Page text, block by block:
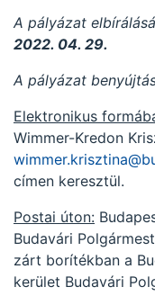
A pályázat
2022. 04. 29.
A pályázat
Elektronikus
Wimmer-Kredon
címen keresztül.
Postai úton:
Budavári
zárt borítékban a
kerület Budavári